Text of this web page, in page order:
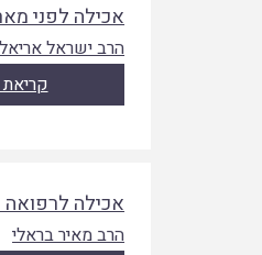
אכילה לפני
הרב ישראל אריאל
אכילה לרפואה
הרב מאיר בראלי